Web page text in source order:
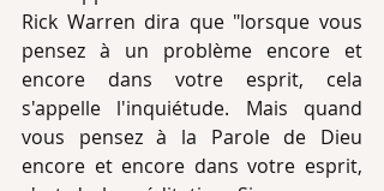
Rick Warren dira que "lorsque vous
pensez à un problème encore et
encore dans votre esprit, cela
s'appelle l'inquiétude. Mais quand
vous pensez à la Parole de Dieu
encore et encore dans votre esprit,